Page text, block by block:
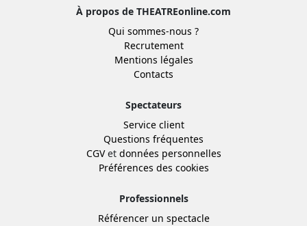
À propos de THEATREonline.com
Qui sommes-nous ?
Recrutement
Mentions légales
Contacts
Spectateurs
Service client
Questions fréquentes
CGVet données personnelles
Préférences des cookies
Professionnels
Référencer un spectacle